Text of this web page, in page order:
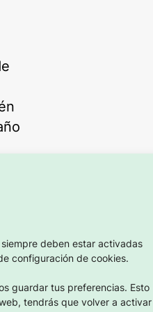
deben estar activadas
configuración de cookies.
guardar tus preferencias. Esto
tendrás que volver a